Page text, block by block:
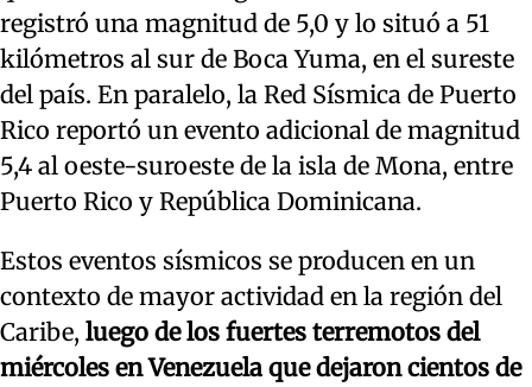
registró una magnitud de 5,0 y lo situó a 51
kilómetros al sur de Boca Yuma, en el sureste
del país. En paralelo, la Red Sísmica de Puerto
Rico reportó un evento adicional de magnitud
5,4 al oeste-suroeste de la isla de Mona, entre
Puerto Rico y República Dominicana.
Estos eventos sísmicos se producen en un
contexto de mayor actividad en la región del
Caribe, luego de los fuertes terremotos del
miércoles en Venezuela que dejaron cientos de